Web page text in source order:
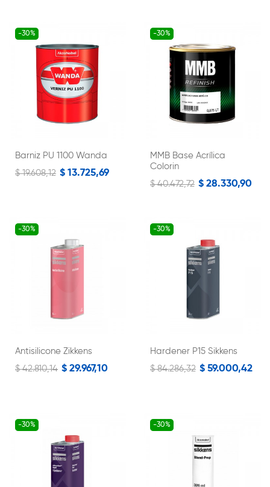
-30%
Barniz PU 1100 Wanda
$ 19.608,12 $ 13.725,69
-30%
MMB Base Acrílica
Colorin
$ 40.472,72 $ 28.330,90
-30%
Antisilicone Zikkens
$ 42.810,14 $ 29.967,10
-30%
Hardener P15 Sikkens
$ 84.286,32 $ 59.000,42
-30% -30%